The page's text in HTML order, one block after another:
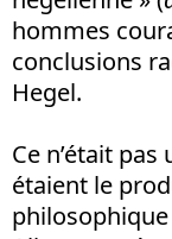
hommes
conclusions
Hegel.
Ce n’était
étaient le